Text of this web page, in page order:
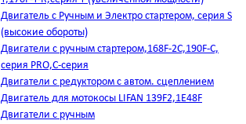
Двигатель с Ручным и Электро стартером, серия S
(высокие обороты)
Двигатели с ручным стартером,168F-2C,190F-C,
серия PRO,C-серия
Двигатели с редуктором с автом. сцеплением
Двигатель для мотокосы LIFAN 139F2,1E48F
Двигатели с ручным